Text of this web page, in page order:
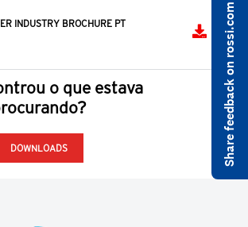
INDUSTRY BROCHURE PT
o que estava
DOWNLOADS Share feedback on rossi.com